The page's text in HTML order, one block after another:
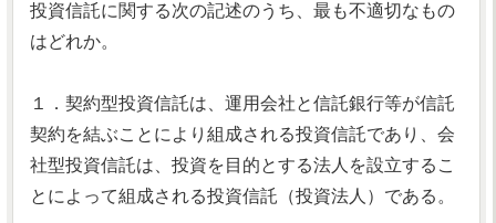
投資信託に関する次の記述のうち、最も不適切なもの
はどれか。
１．契約型投資信託は、運用会社と信託銀行等が信託
契約を結ぶことにより組成される投資信託であり、会
社型投資信託は、投資を目的とする法人を設立するこ
とによって組成される投資信託（投資法人）である。